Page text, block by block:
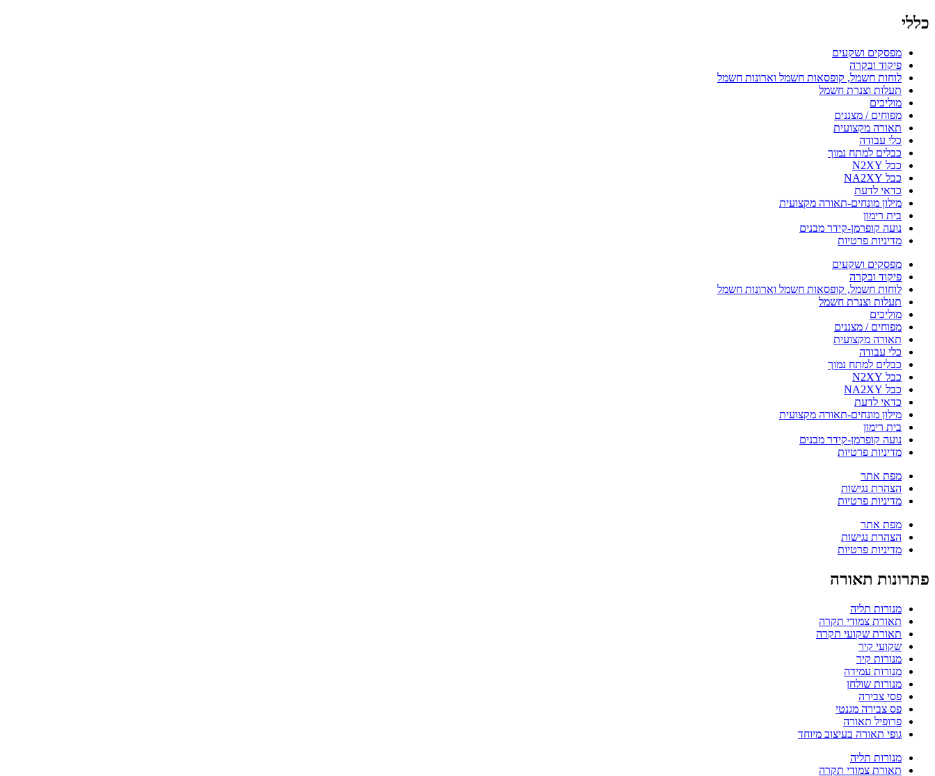
כללי
מפסקים ושקעים
פיקוד ובקרה
לוחות חשמל, קופסאות חשמל וארונות חשמל
תעלות וצנרת חשמל
מוליכים
מפוחים / מצננים
תאורה מקצועית
כלי עבודה
כבלים למתח נמוך
כבל N2XY
כבל NA2XY
כדאי לדעת
מילון מונחים-תאורה מקצועית
בית רימון
נועה קופרמן-קידר מבנים
מדיניות פרטיות
מפסקים ושקעים
פיקוד ובקרה
לוחות חשמל, קופסאות חשמל וארונות חשמל
תעלות וצנרת חשמל
מוליכים
מפוחים / מצננים
תאורה מקצועית
כלי עבודה
כבלים למתח נמוך
כבל N2XY
כבל NA2XY
כדאי לדעת
מילון מונחים-תאורה מקצועית
בית רימון
נועה קופרמן-קידר מבנים
מדיניות פרטיות
מפת אתר
הצהרת נגישות
מדיניות פרטיות
מפת אתר
הצהרת נגישות
מדיניות פרטיות
פתרונות תאורה
מנורות תליה
תאורת צמודי תקרה
תאורת שקועי תקרה
שקועי קיר
מנורות קיר
מנורות עמידה
מנורות שולחן
פסי צבירה
פס צבירה מגנטי
פרופיל תאורה
גופי תאורה בעיצוב מיוחד
מנורות תליה
תאורת צמודי תקרה